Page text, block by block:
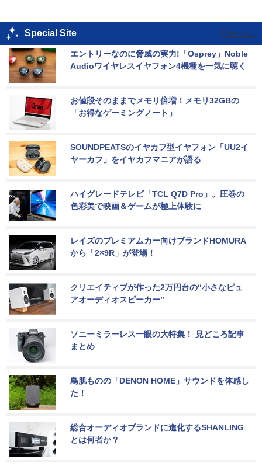
Special Site
エントリーなのに脅威の実力!「Osprey」Noble
Audioワイヤレスイヤフォン4機種を一気に聴く
お値段そのままでメモリ倍増！メモリ32GBの
「お得なゲーミングノート」
SOUNDPEATSのイヤカフ型イヤフォン「UU2イ
ヤーカフ」をイヤカフマニアが語る
ハイグレードテレビ「TCL Q7D Pro」。圧巻の
色彩美で映画＆ゲームが極上体験に
レイズのプレミアムカー向けブランドHOMURA
から「2×9R」が登場！
クリエイティブが作った2万円台の“小さなピュ
アオーディオスピーカー”
ソニーミラーレス一眼の大特集！ 見どころ記事
まとめ
鳥肌ものの「DENON HOME」サウンドを体感し
た！
総合オーディオブランドに進化するSHANLING
とは何者か？